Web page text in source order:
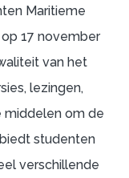
Maritieme
17 november
van het
lezingen,
middelen om de
studenten
verschillende